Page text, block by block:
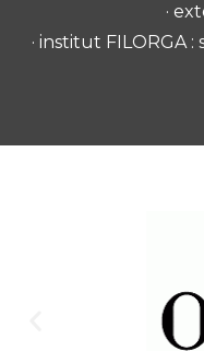
·
· institut FILORGA